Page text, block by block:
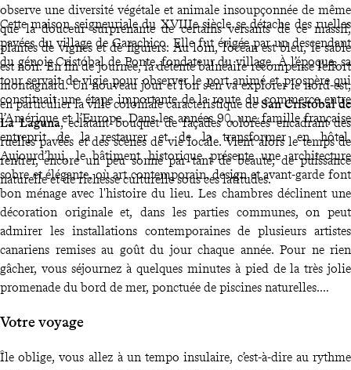
observe une diversité végétale et animale insoupçonnée de même
que la douceur surprenante de certains versants de ce massif,
plantés de vignes et de figuiers. Au loin, l’océan est bleu, le sable
est noir. En fin de journée, la détente balnéaire récompense l’effort
montagnard. Un nouveau jour et l'on s'en va explorer le nord-est,
en particulier la ville coloniale caractéristique deSan Cristóbal de
La Laguna, éclatant bouquet de façades colorées encadrant des
ruelles pavées et des scènes de vie locale. Vient alors le temps de
rentrer, encore un peu sonné par tant de beauté, de puissance
naturelle et de richesse culturelle sous ces latitudes.
Cette maison seigneuriale du XVIIIe siècle se détache des ruelles
pavées du village de Garachico. Elle fut érigée par un descendant
du génois Cristóbal de Ponte, fondateur du village. À l’époque, sa
tour servait de vigie pour observer le port animé et prospère qui
constituait une étape importante de la route du commerce entre
l’Amérique et l’Europe. Dans les années 90, une famille française
entreprit de la restaurer et de la transformer en hôtel.
Aujourd’hui, le bâtiment historique présente une architecture
sobre et élégante, où art contemporain, design et avant-garde font
bon ménage avec l'histoire du lieu. Les chambres déclinent une
décoration originale et, dans les parties communes, on peut
admirer les installations contemporaines de plusieurs artistes
canariens remises au goût du jour chaque année. Pour ne rien
gâcher, vous séjournez à quelques minutes à pied de la très jolie
promenade du bord de mer, ponctuée de piscines naturelles.
Votre voyage
Île oblige, vous allez à un tempo insulaire, c’est-à-dire au rythme